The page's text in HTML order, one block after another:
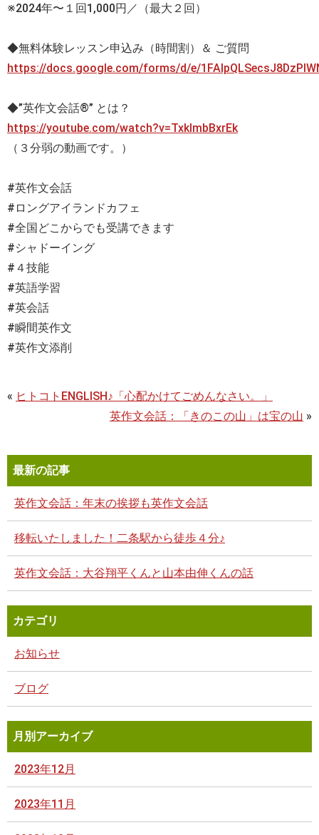
※2024年〜１回1,000円／（最大２回）
◆無料体験レッスン申込み（時間割）＆ ご質問
https://docs.google.com/forms/d/e/
◆”英作文会話®” とは？
https://youtube.com/watch?v=TxklmbBxrEk
（３分弱の動画です。）
#英作文会話
#ロングアイランドカフェ
#全国どこからでも受講できます
#シャドーイング
#４技能
#英語学習
#英会話
#瞬間英作文
#英作文添削
« ヒトコトENGLISH♪「心配かけてごめんなさい。」
英作文会話：「きのこの山」は宝の山 »
最新の記事
英作文会話：年末の挨拶も英作文会話
移転いたしました！二条駅から徒歩４分♪
英作文会話：大谷翔平くんと山本由伸くんの話
カテゴリ
お知らせ
ブログ
月別アーカイブ
2023年12月
2023年11月